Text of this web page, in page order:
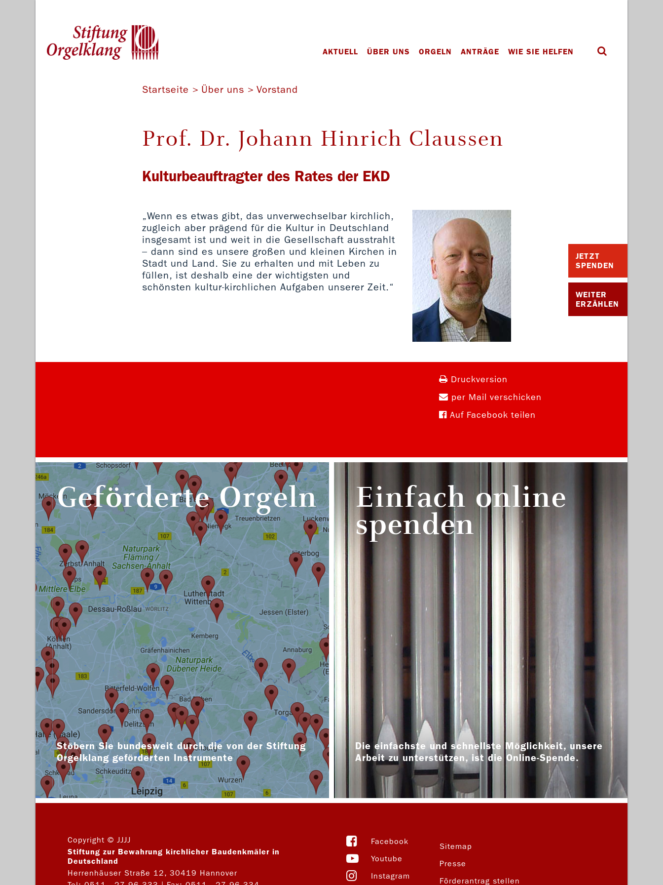
AKTUELL ÜBER UNS ORGELN ANTRÄGE WIE SIE HELFEN
JETZT
SPENDEN
WEITER
ERZÄHLEN
Startseite Über uns Vorstand
Prof. Dr. Johann Hinrich Claussen
Kulturbeauftragter des Rates der EKD
„Wenn es etwas gibt, das unverwechselbar kirchlich,
zugleich aber prägend für die Kultur in Deutschland
insgesamt ist und weit in die Gesellschaft ausstrahlt
– dann sind es unsere großen und kleinen Kirchen in
Stadt und Land. Sie zu erhalten und mit Leben zu
füllen, ist deshalb eine der wichtigsten und
schönsten kultur-kirchlichen Aufgaben unserer Zeit.“
Druckversion
per Mail verschicken
Auf Facebook teilen
Geförderte Orgeln
Stöbern Sie bundesweit durch die von der Stiftung
Orgelklang geförderten Instrumente
Einfach online
spenden
Die einfachste und schnellste Möglichkeit, unsere
Arbeit zu unterstützen, ist die Online-Spende.
Copyright © JJJJ
Stiftung zur Bewahrung kirchlicher Baudenkmäler in
Deutschland
Herrenhäuser Straße 12, 30419 Hannover
Facebook
Youtube
Instagram
Sitemap
Presse
Förderantrag stellen